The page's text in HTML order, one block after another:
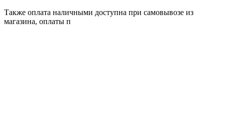
Также оплата наличными доступна при самовывозе из
магазина, оплаты п